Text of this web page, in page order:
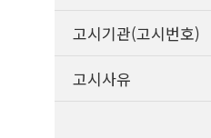
고시기관(고시번호)
고시사유